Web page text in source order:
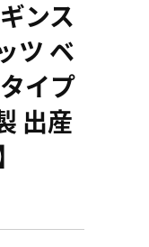
ンス
ツ ベ
イプ
出産